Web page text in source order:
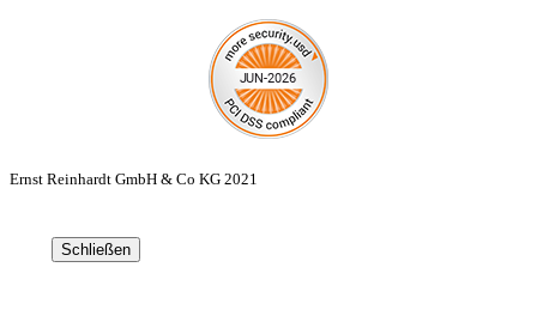
Ernst Reinhardt GmbH & Co KG 2021
Schließen